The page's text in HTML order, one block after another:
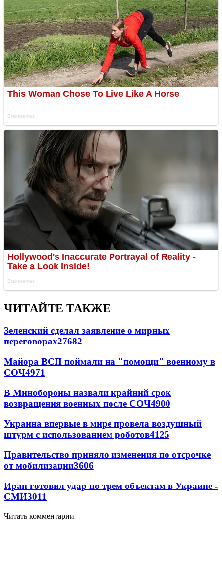
ЧИТАЙТЕ ТАКЖЕ
Зеленский сделал заявление о мирных
переговорах27682
Майора ВСП поймали на "помощи" военному в
СОЧ4971
В Минобороны назвали крайний срок
возвращения военных после СОЧ4900
Украина впервые в мире провела воздушный
штурм с использованием роботов4125
Правительство приняло изменения по отсрочке
от мобилизации3606
Иран готовил удар по трем объектам в Украине -
СМИ3011
Читать комментарии